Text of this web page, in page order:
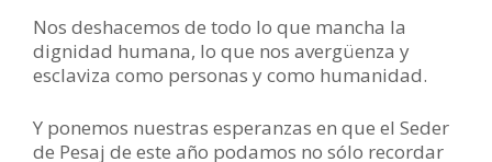
Nos deshacemos de todo lo que mancha la
dignidad humana, lo que nos avergüenza y
esclaviza como personas y como humanidad.
Y ponemos nuestras esperanzas en que el Seder
de Pesaj de este año podamos no sólo recordar